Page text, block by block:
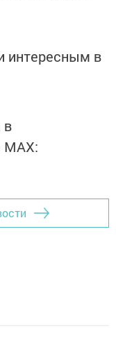
интересным в
в
MАХ: